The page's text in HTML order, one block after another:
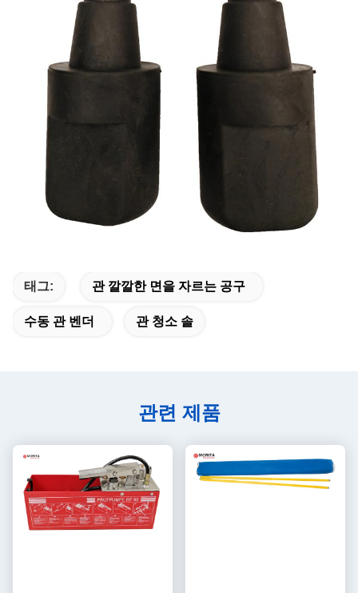
태그: 관 깔깔한 면을 자르는 공구
수동 관 벤더 관 청소 솔
관련 제품